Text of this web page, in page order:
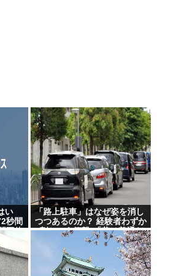
い
秒間
正体
…
宙人
「路上駐車」はなぜ姿を消し
つつあるのか？ 経験者わずか
2割という衝撃!「昔は普通だ
った光景」が変わり始めた理